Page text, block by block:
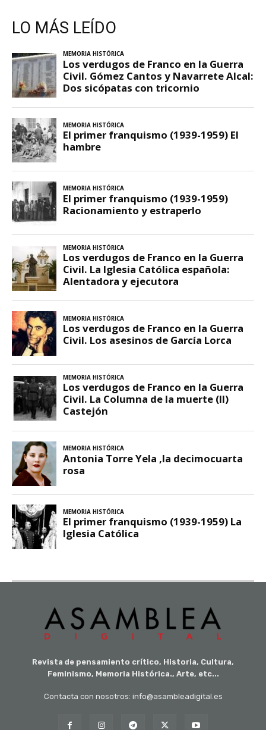
LO MÁS LEÍDO
Revista de pensamiento crítico, Historia, Cultura,
Feminismo, Memoria Histórica., Arte, etc...
Contacta con nosotros: info@asambleadigital.es